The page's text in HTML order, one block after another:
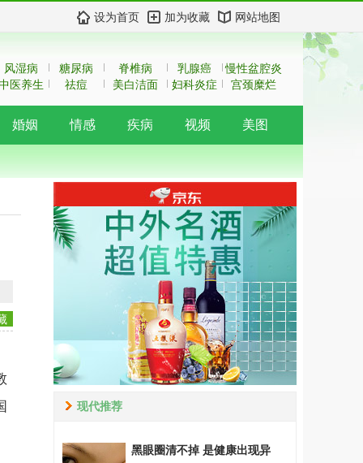
设为首页 加为收藏 网站地图
风湿病 糖尿病 脊椎病 乳腺癌
慢性盆腔炎
医养生 祛痘 美白洁面 妇科炎症 宫颈糜烂
婚姻 情感 疾病 视频 美图
现代推荐
黑眼圈清不掉 是健康出现异